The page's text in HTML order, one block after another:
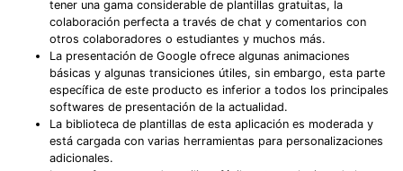
tener una gama considerable de plantillas gratuitas, la
colaboración perfecta a través de chat y comentarios con
otros colaboradores o estudiantes y muchos más.
La presentación de Google ofrece algunas animaciones
básicas y algunas transiciones útiles, sin embargo, esta parte
específica de este producto es inferior a todos los principales
softwares de presentación de la actualidad.
La biblioteca de plantillas de esta aplicación es moderada y
está cargada con varias herramientas para personalizaciones
adicionales.